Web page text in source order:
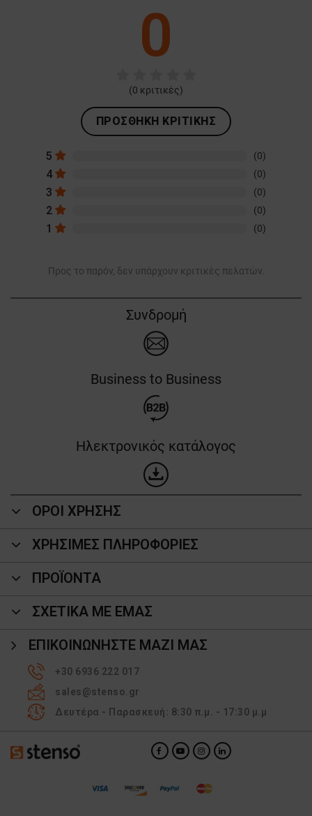
0
(0 κριτικές)
ΠΡΟΣΘΉΚΗ ΚΡΙΤΙΚΉΣ
5 (0)
4 (0)
3 (0)
2 (0)
1 (0)
Προς το παρόν, δεν υπάρχουν κριτικές πελατών.
Συνδρομή
Business to Business
Ηλεκτρονικός κατάλογος
ΟΡΟΙ ΧΡΗΣΗΣ
ΧΡΗΣΙΜΕΣ ΠΛΗΡΟΦΟΡΙΕΣ
ΠΡΟΪΌΝΤΑ
ΣΧΕΤΙΚΑ ΜΕ ΕΜΑΣ
ΕΠΙΚΟΙΝΩΝΉΣΤΕ ΜΑΖΊ ΜΑΣ
+30 6936 222 017
sales@stenso.gr
Δευτέρα - Παρασκευή: 8:30 π.μ. - 17:30 μ.μ